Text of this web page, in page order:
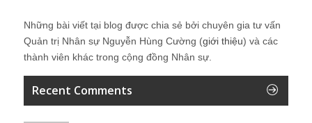
Những bài viết tại blog được chia sẻ bởi chuyên gia tư vấn
Quản trị Nhân sự Nguyễn Hùng Cường (giới thiệu) và các
thành viên khác trong cộng đồng Nhân sự.
Recent Comments